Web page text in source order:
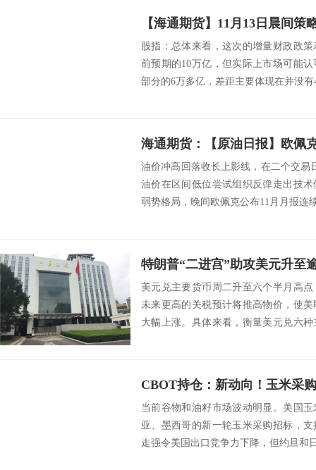
【海通期货】11月13日晨间策
股指：总体来看，这次的增量财政政
前预期的10万亿，但实际上市场可能
部分的6万多亿，差距主要体现在并没
油价冲高回落收长上影线，在二个交易
油价在区间低位尝试组织反弹走出技
弱势格局，晚间欧佩克公布11月月报连
美元兑主要货币周二升至六个半月高
未来更高的关税预计将推高物价，使
大幅上涨。具体来看，衡量美元兑六
当前谷物和油籽市场波动明显。美国
亚、墨西哥的新一轮玉米采购招标，
走强令美国出口竞争力下降，但约旦和